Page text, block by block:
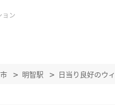
ョン
明智駅 日当り良好のウ